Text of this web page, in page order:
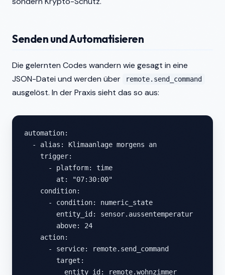
Senden und Automatisieren
Die gelernten Codes wandern wie gesagt in eine
JSON-Datei und werden über
remote.send_command
ausgelöst. In der Praxis sieht das so aus:
automation:
  - alias: Klimaanlage morgens an
    trigger:
      - platform: time
        at: "07:30:00"
    condition:
      - condition: numeric_state
        entity_id: sensor.aussentemperatur
        above: 24
    action:
      - service: remote.send_command
        target:
          entity_id: remote.wohnzimmer